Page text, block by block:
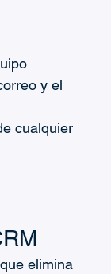
y el
cualquier
elimina